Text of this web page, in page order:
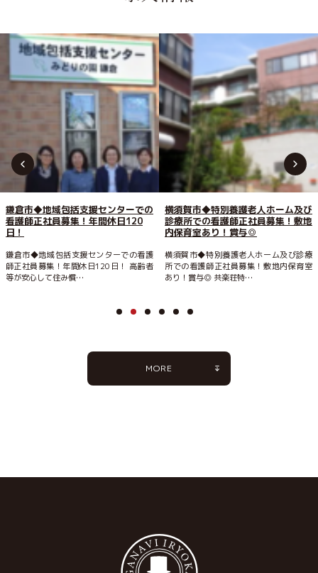
鎌倉市◆地域包括支援センターでの
看護師正社員募集！年間休日120
日！
鎌倉市◆地域包括支援センターでの看護
師正社員募集！年間休日120日！ 高齢者
等が安心して住み慣…
横須賀市◆特別養護老人ホーム及び
診療所での看護師正社員募集！敷地
内保育室あり！賞与◎
横須賀市◆特別養護老人ホーム及び診療
所での看護師正社員募集！敷地内保育室
あり！賞与◎ 共楽荘特…
MORE